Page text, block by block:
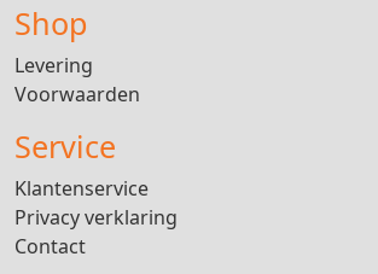
Shop
Levering
Voorwaarden
Service
Klantenservice
Privacy verklaring
Contact